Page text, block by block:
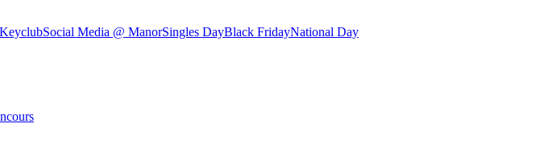
Social Media @ ManorSingles DayBlack FridayNational Day